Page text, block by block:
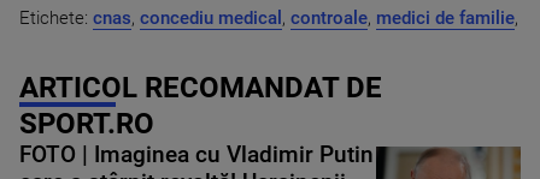
Etichete: cnas, concediu medical , controale, medici de familie,
ARTICOL RECOMANDAT DE
SPORT.RO
FOTO | Imaginea cu Vladimir Putin